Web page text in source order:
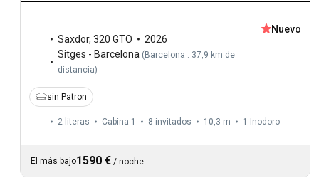
Saxdor, 320 GTO
2026
Sitges - Barcelona (Barcelona : 37,9 km de
distancia)
Nuevo
sin Patron
2 literas Cabina 1 8 invitados 10,3 m 1 Inodoro
El más bajo1590 € / noche